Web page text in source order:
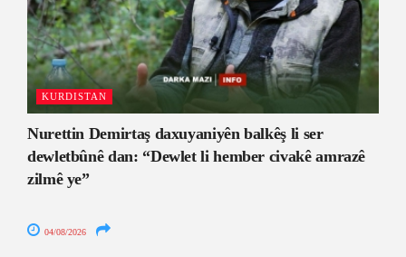
KURDISTAN
Nurettin Demirtaş daxuyaniyên balkêş li ser
dewletbûnê dan: “Dewlet li hember civakê amrazê
zilmê ye”
04/08/2026